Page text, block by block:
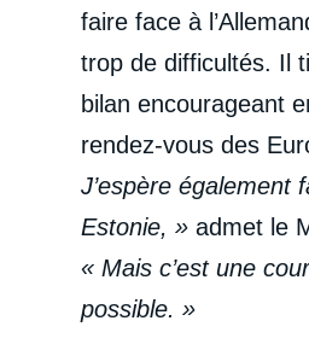
faire face à
trop de difficultés. Il
bilan encourageant
rendez-vous des
J’espère également
Estonie, » admet le
« Mais c’est une
possible. »